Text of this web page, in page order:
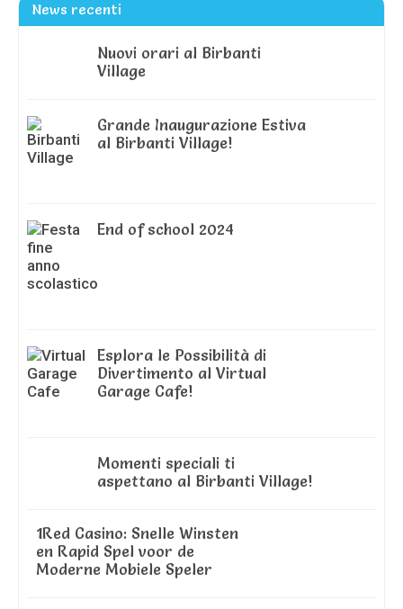
News recenti
Nuovi orari al Birbanti
Village
Grande Inaugurazione Estiva
al Birbanti Village!
End of school 2024
Esplora le Possibilità di
Divertimento al Virtual
Garage Cafe!
Momenti speciali ti
aspettano al Birbanti Village!
1Red Casino: Snelle Winsten
en Rapid Spel voor de
Moderne Mobiele Speler